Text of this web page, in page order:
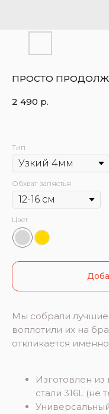
ПРОСТО
2 490 р.
Тип
Обхват запястья
Цвет
Мы собрали лучшие
воплотили их на
откликается
Изготовлен
стали 316L (не